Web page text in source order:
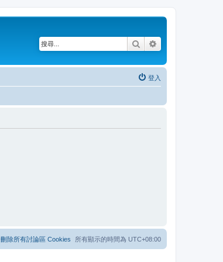
搜尋
登入
所有顯示的時間為 UTC+08:00
刪除所有討論區 Cookies